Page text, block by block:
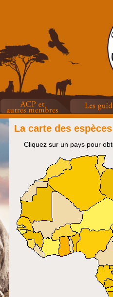
La carte des
Cliquez sur un pays pour